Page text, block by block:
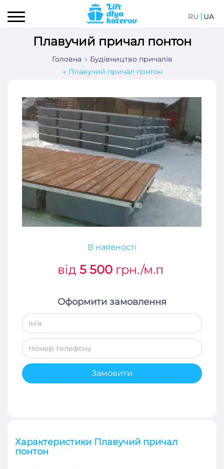
RU UA
Плавучий причал понтон
Головна
Будівництво причалів
Плавучий причал понтон
В наявності
від 5 500 грн./м.п
Оформити замовлення
Замовити
Характеристики Плавучий причал
понтон